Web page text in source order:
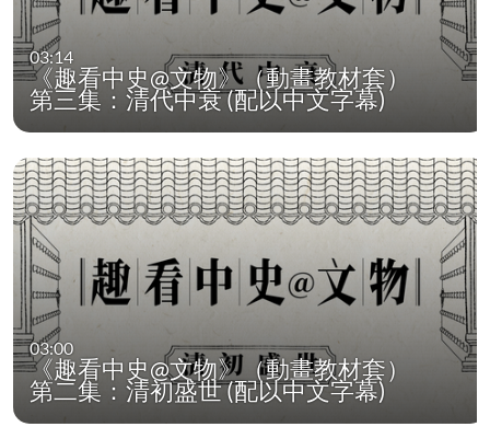
03:14
《趣看中史@文物》（動畫教材套）
第三集：清代中衰 (配以中文字幕)
03:00
《趣看中史@文物》（動畫教材套）
第二集：清初盛世 (配以中文字幕)